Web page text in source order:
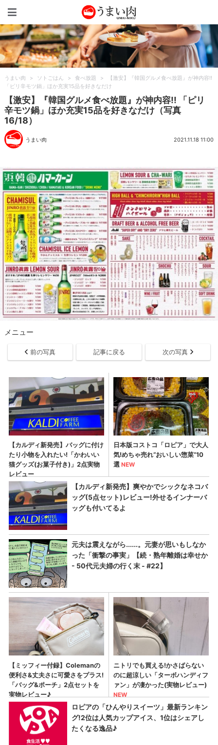
うまい肉 > ソトごはん > 食べ放題 >
【激安】『韓国グルメ食べ放題』が神内容!!
「ピリ辛モツ鍋」ほか充実15品を好きなだけ
【激安】『韓国グルメ食べ放題』が神内容!! 「ピリ
辛モツ鍋」ほか充実15品を好きなだけ（写真
16/18）
うまい肉 2021.11.18 11:00
メニュー
前の写真 記事に戻る 次の写真